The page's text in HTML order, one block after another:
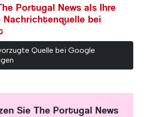
Portugal News als Ihre
Nachrichtenquelle bei
Quelle bei Google
Sie The Portugal News